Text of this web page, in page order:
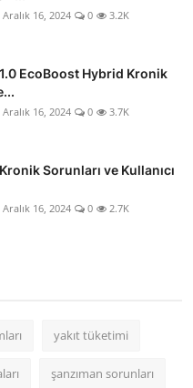
Aralık 16, 2024 0 3.2K
EcoBoost Hybrid Kronik
Aralık 16, 2024 0 3.7K
Sorunları ve Kullanıcı
Aralık 16, 2024 0 2.7K
yakıt tüketimi
şanzıman sorunları